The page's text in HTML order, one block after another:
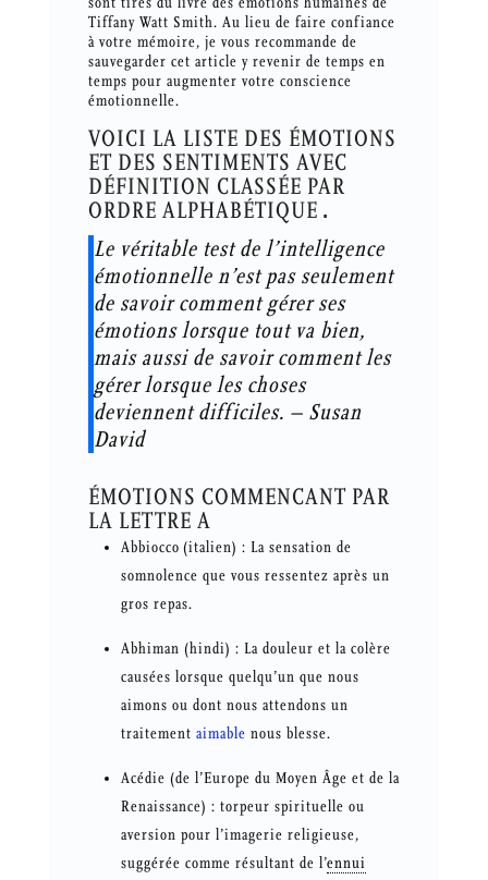
Tiffany Watt Smith. Au lieu de faire confiance
à votre mémoire, je vous recommande de
sauvegarder cet article y revenir de temps en
temps pour augmenter votre conscience
émotionnelle.
VOICI LA LISTE DES ÉMOTIONS
ET DES SENTIMENTS AVEC
DÉFINITION CLASSÉE PAR
ORDRE ALPHABÉTIQUE .
Le véritable test de l’intelligence
émotionnelle n’est pas seulement
de savoir comment gérer ses
émotions lorsque tout va bien,
mais aussi de savoir comment les
gérer lorsque les choses
deviennent difficiles. – Susan
David
ÉMOTIONS COMMENCANT PAR
LA LETTRE A
Abbiocco (italien) : La sensation de
somnolence que vous ressentez après un
gros repas.
Abhiman (hindi) : La douleur et la colère
causées lorsque quelqu’un que nous
aimons ou dont nous attendons un
traitement aimable nous blesse.
Acédie (de l’Europe du Moyen Âge et de la
Renaissance) : torpeur spirituelle ou
aversion pour l’imagerie religieuse,
suggérée comme résultant de l’ennui